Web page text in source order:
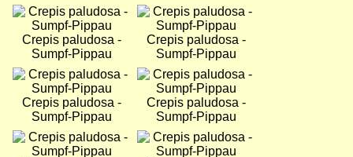
Bild
Crepis paludosa -
Sumpf-Pippau
Bild
Crepis paludosa -
Sumpf-Pippau
Bild
Crepis paludosa -
Sumpf-Pippau
Bild
Crepis paludosa -
Sumpf-Pippau
Bild
Bild